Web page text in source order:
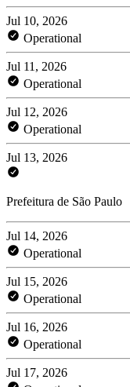
Jul 10, 2026
Operational
Jul 11, 2026
Operational
Jul 12, 2026
Operational
Jul 13, 2026
Prefeitura de São Paulo
Jul 14, 2026
Operational
Jul 15, 2026
Operational
Jul 16, 2026
Operational
Jul 17, 2026